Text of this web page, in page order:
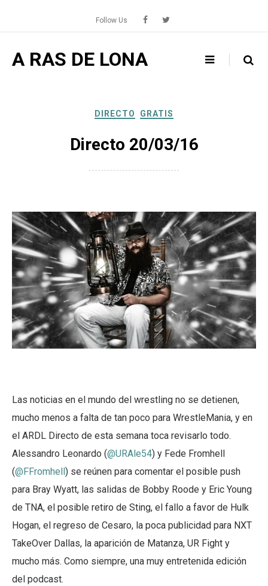
content
Follow Us
A RAS DE LONA
DIRECTO GRATIS
Directo 20/03/16
Las noticias en el mundo del wrestling no se detienen,
mucho menos a falta de tan poco para WrestleMania, y en
el ARDL Directo de esta semana toca revisarlo todo.
Alessandro Leonardo (@URAle54) y Fede Fromhell
(@FFromhell) se reúnen para comentar el posible push
para Bray Wyatt, las salidas de Bobby Roode y Eric Young
de TNA, el posible retiro de Sting, el fallo a favor de Hulk
Hogan, el regreso de Cesaro, la poca publicidad para NXT
TakeOver Dallas, la aparición de Matanza, UR Fight y
mucho más. Como siempre, una muy entretenida edición
del podcast.